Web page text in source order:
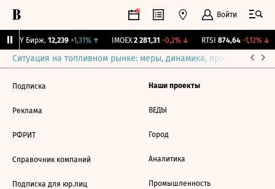
Войти
CNY Бирж. 12,239 +1,31%↑ IMOEX 2 281,31 -0,2%↓ RTSI 874,64 -1,12%↓
Ситуация на топливном рынке: меры, динамика, прогнозы
Подписка
Реклама
РФРИТ
Справочник компаний
Подписка для юр.лиц
Наши проекты
ВЕДЫ
Город
Аналитика
Промышленность